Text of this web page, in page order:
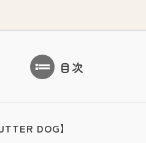
目次
DOG】